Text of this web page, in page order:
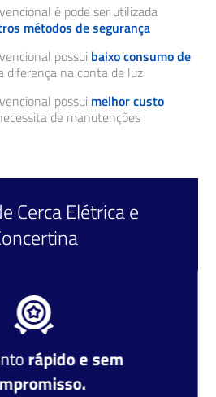
é pode ser utilizada
métodos de segurança
possui baixo consumo de
diferença na conta de luz
possui melhor custo
de manutenções
Cerca Elétricae
rápido e sem